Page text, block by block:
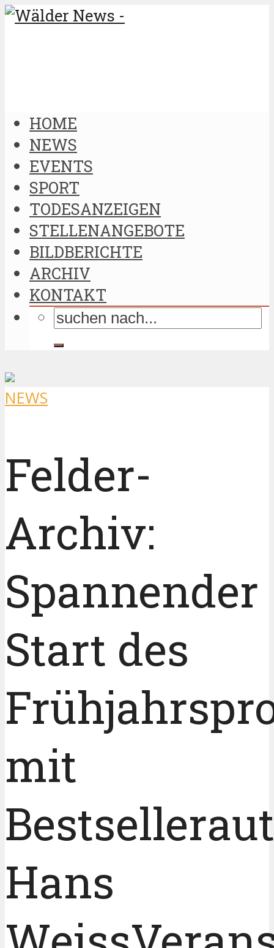
HOME
NEWS
EVENTS
SPORT
TODESANZEIGEN
STELLENANGEBOTE
BILDBERICHTE
ARCHIV
KONTAKT
NEWS
Felder-
Archiv:
Spannender
Start des
mit
Hans